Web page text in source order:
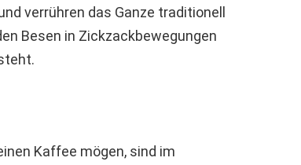
verrühren das Ganze traditionell
Besen in Zickzackbewegungen
Kaffee mögen, sind im